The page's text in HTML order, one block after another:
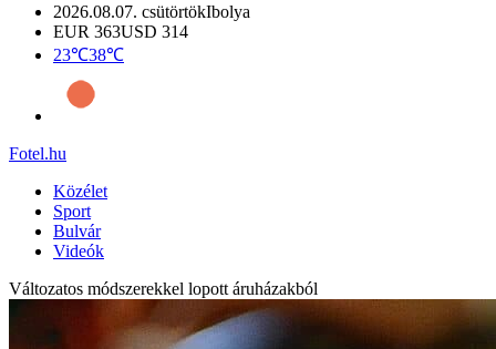
2026.08.07. csütörtökIbolya
EUR 363USD 314
23℃38℃
Fotel.hu
Közélet
Sport
Bulvár
Videók
Változatos módszerekkel lopott áruházakból